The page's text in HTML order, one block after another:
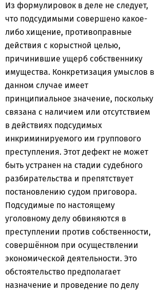
Из формулировок в деле не следует,
что подсудимыми совершено какое-
либо хищение, противоправные
действия с корыстной целью,
причинившие ущерб собственнику
имущества. Конкретизация умыслов в
данном случае имеет
принципиальное значение, поскольку
связана с наличием или отсутствием
в действиях подсудимых
инкриминируемого им группового
преступления. Этот дефект не может
быть устранен на стадии судебного
разбирательства и препятствует
постановлению судом приговора.
Подсудимые по настоящему
уголовному делу обвиняются в
преступлении против собственности,
совершённом при осуществлении
экономической деятельности. Это
обстоятельство предполагает
назначение и проведение по делу